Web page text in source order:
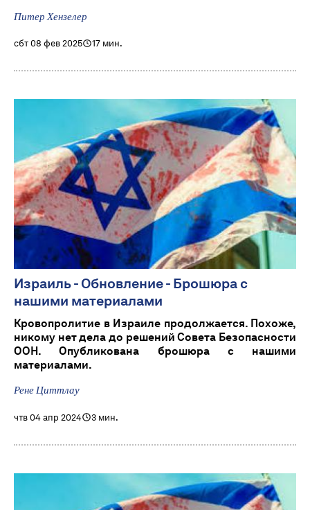
Питер Хензелер
сбт 08 фев 2025 17 мин.
Израиль - Обновление - Брошюра c
нашими материалами
Кровопролитие в Израиле продолжается. Похоже,
никому нет дела до решений Совета Безопасности
ООН. Опубликована брошюра с нашими
материалами.
Рене Циттлау
чтв 04 апр 2024 3 мин.